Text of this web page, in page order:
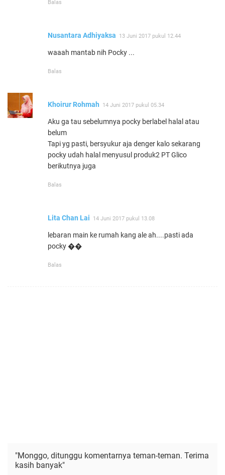
Balas
Nusantara Adhiyaksa 13 Juni 2017 pukul 12.44
waaah mantab nih Pocky ...
Balas
Khoirur Rohmah 14 Juni 2017 pukul 05.34
Aku ga tau sebelumnya pocky berlabel halal atau
belum
Tapi yg pasti, bersyukur aja denger kalo sekarang
pocky udah halal menyusul produk2 PT Glico
berikutnya juga
Balas
Lita Chan Lai 14 Juni 2017 pukul 13.08
lebaran main ke rumah kang ale ah....pasti ada
pocky ��
Balas
"Monggo, ditunggu komentarnya teman-teman. Terima
kasih banyak"